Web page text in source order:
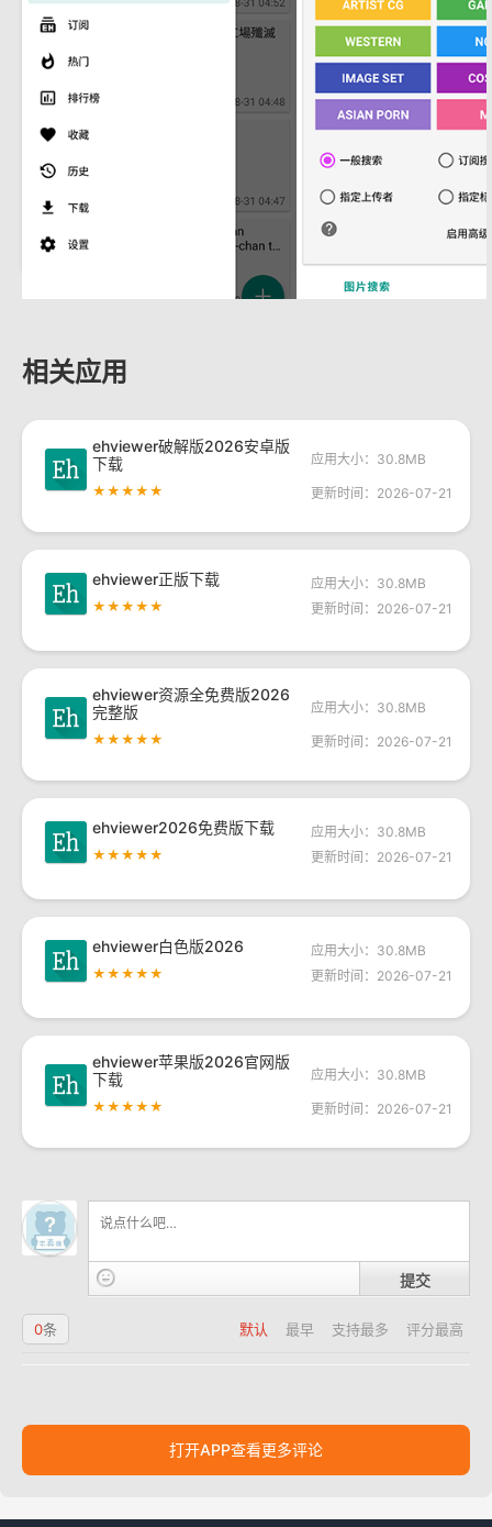
相关应用
ehviewer破解版2026安卓版
下载
★★★★★
应用大小：30.8MB
更新时间：2026-07-21
ehviewer正版下载
★★★★★
应用大小：30.8MB
更新时间：2026-07-21
ehviewer资源全免费版2026
完整版
★★★★★
应用大小：30.8MB
更新时间：2026-07-21
ehviewer2026免费版下载
★★★★★
应用大小：30.8MB
更新时间：2026-07-21
ehviewer白色版2026
★★★★★
应用大小：30.8MB
更新时间：2026-07-21
ehviewer苹果版2026官网版
下载
★★★★★
应用大小：30.8MB
更新时间：2026-07-21
提交
默认 最早 支持最多 评分最高
0条
打开APP查看更多评论